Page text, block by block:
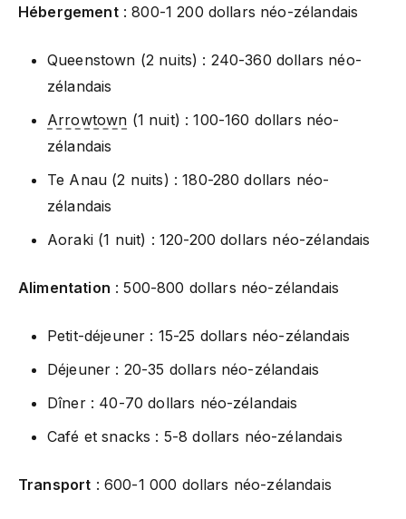
Hébergement: 800-1 200 dollars néo-zélandais
Queenstown (2 nuits) : 240-360 dollars néo-
zélandais
Arrowtown (1 nuit) : 100-160 dollars néo-
zélandais
Te Anau (2 nuits) : 180-280 dollars néo-
zélandais
Aoraki (1 nuit) : 120-200 dollars néo-zélandais
Alimentation : 500-800 dollars néo-zélandais
Petit-déjeuner : 15-25 dollars néo-zélandais
Déjeuner : 20-35 dollars néo-zélandais
Dîner : 40-70 dollars néo-zélandais
Café et snacks : 5-8 dollars néo-zélandais
Transport : 600-1 000 dollars néo-zélandais